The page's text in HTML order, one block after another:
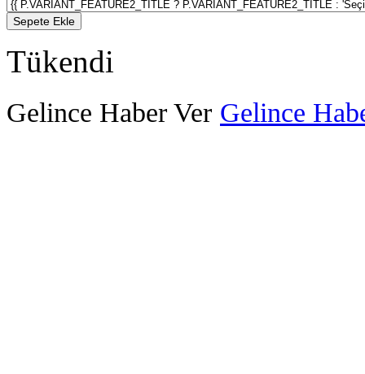
Sepete Ekle
Tükendi
Gelince Haber Ver Gelince